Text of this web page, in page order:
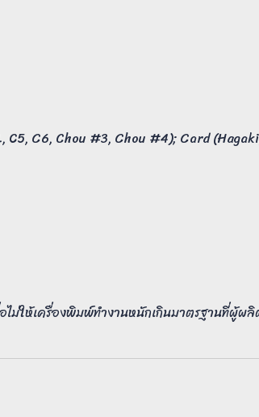
C5, C6, Chou #3, Chou #4); Card
ให้เครื่องพิมพ์ทำงานหนักเกินมาตรฐานที่ผู้ผ